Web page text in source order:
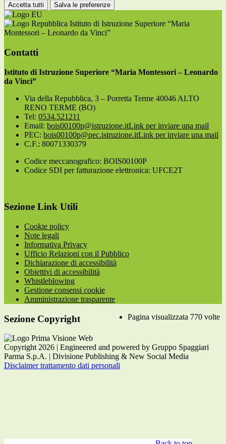
Accetta tutti Salva le preferenze
Istituto di Istruzione Superiore “Maria
Montessori – Leonardo da Vinci”
Contatti
Istituto di Istruzione Superiore “Maria Montessori – Leonardo
da Vinci”
Via della Repubblica, 3 – Porretta Terme 40046 ALTO
RENO TERME (BO)
Tel: 0534.521211
Email: bois00100p@istruzione.itLink per inviare una mail
PEC: bois00100p@pec.istruzione.itLink per inviare una mail
C.F.: 80071330379
Codice meccanografico: BOIS00100P
Codice SDI per fatturazione elettronica: UFCE2T
Sezione Link Utili
Cookie policy
Note legali
Informativa Privacy
Ufficio Relazioni con il Pubblico
Dichiarazione di accessibilità
Obiettivi di accessibilità
Whistleblowing
Gestione consensi cookie
Amministrazione trasparente
Pagina visualizzata 770 volte
Sezione Copyright
Copyright 2026 | Engineered and powered by Gruppo Spaggiari
Parma S.p.A. | Divisione Publishing & New Social Media
Disclaimer trattamento dati personali